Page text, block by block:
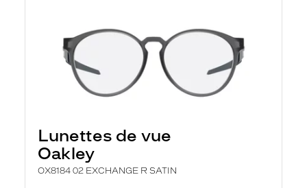
Lunettes de vue
Oakley
OX8184 02 EXCHANGE R SATIN